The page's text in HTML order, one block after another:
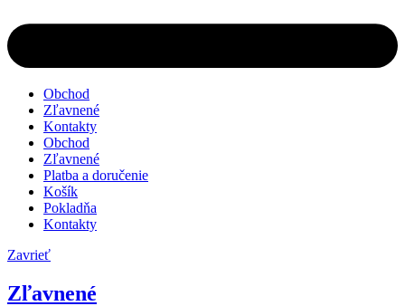
Obchod
Zľavnené
Kontakty
Obchod
Zľavnené
Platba a doručenie
Košík
Pokladňa
Kontakty
Zavrieť
Zľavnené